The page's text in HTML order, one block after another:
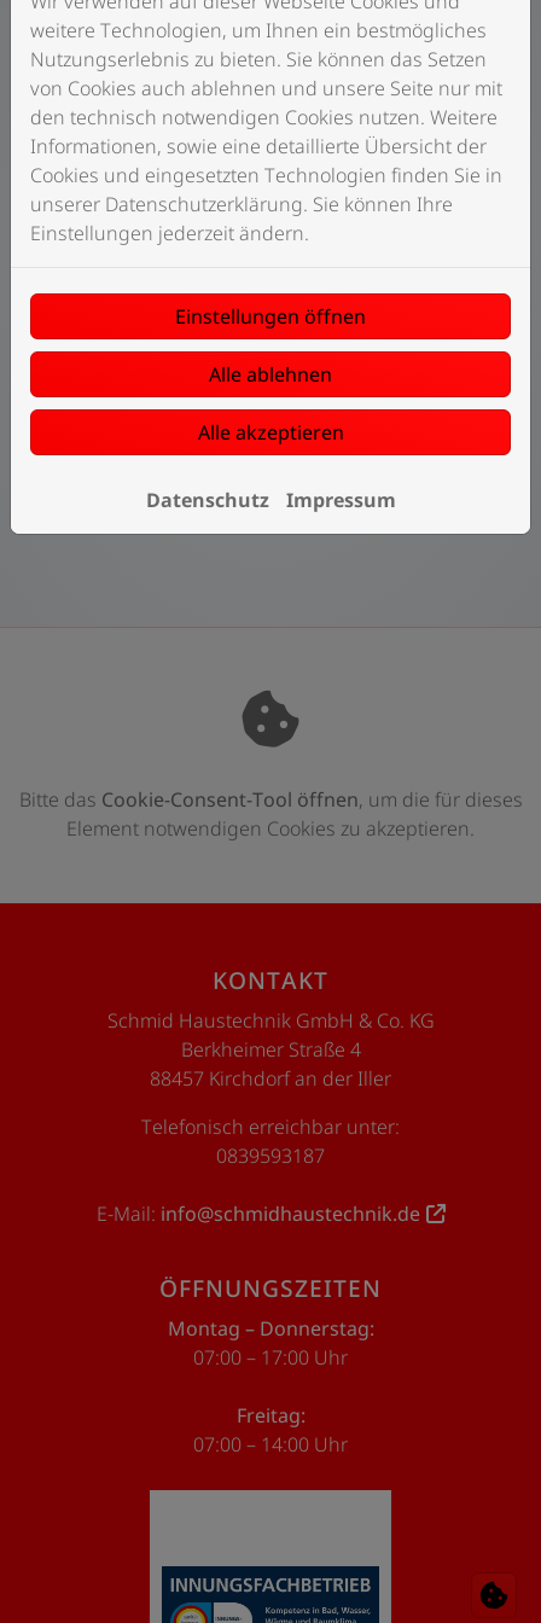
anspruchsvolle Anlagen
Wir verfügen über langjährige Erfahrung mit
komplexen Sanitäranlagen, Heizungsanlagen jeder
Größe und mit jedem Energieträger sowie mit
Solaranlagen und Blockheizkraftwerken. Wir freuen
uns darauf, Ihr Projekt als Ihr Partner durchzuführen –
von der Beratung über die Planung bis zur
Umsetzung und dem Betrieb.
Unsere motivierten Mitarbeiter arbeiten kompetent
und zuverlässig und sorgen dafür, dass Sie Ihre
Energie effizient einsetzen. Wir achten darauf, dass
unsere Mitarbeiter stets nach aktuellem Technikstand
geschult sind. So können wir neue Methoden,
Techniken und Verfahren sinnvoll einsetzen, um auch
termintreu zu installieren.
Bitte das Cookie-Consent-Tool öffnen, um die für dieses
Element notwendigen Cookies zu akzeptieren.
Footer - Kontaktdaten und
KONTAKT
Schmid Haustechnik GmbH & Co. KG
Berkheimer Straße 4
88457 Kirchdorf an der Iller
Telefonisch erreichbar unter:
0839593187
E-Mail: info@schmidhaustechnik.de
ÖFFNUNGSZEITEN
Montag – Donnerstag:
07:00 – 17:00 Uhr
Freitag:
07:00 – 14:00 Uhr
weitere Technologien, um Ihnen ein bestmögliches
Nutzungserlebnis zu bieten. Sie können das Setzen
von Cookies auch ablehnen und unsere Seite nur mit
den technisch notwendigen Cookies nutzen. Weitere
Informationen, sowie eine detaillierte Übersicht der
Cookies und eingesetzten Technologien finden Sie in
unserer Datenschutzerklärung. Sie können Ihre
Einstellungen jederzeit ändern.
Einstellungen öffnen
Alle ablehnen
Alle akzeptieren
Datenschutz Impressum